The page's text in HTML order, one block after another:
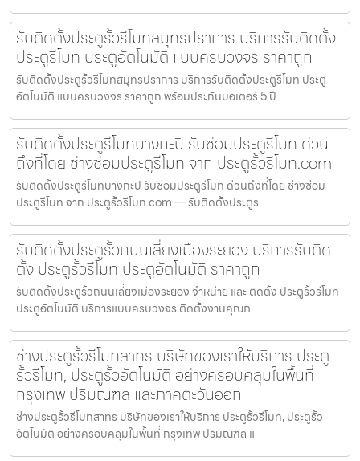
รับติดตั้งประตูรั้วรีโมทสมุทรปราการ บริการรับติดตั้ง
ประตูรีโมท ประตูอัตโนมัติ แบบครบวงจร ราคาถูก
รับติดตั้งประตูรั้วรีโมทสมุทรปราการ บริการรับติดตั้งประตูรีโมท ประตู
อัตโนมัติ แบบครบวงจร ราคาถูก พร้อมประกันมอเตอร์ 5 ปี
รับติดตั้งประตูรีโมทบางกะปิ รับซ่อมประตูรีโมท ด่วน
ถึงที่โดย ช่างซ่อมประตูรีโมท จาก ประตูรั้วรีโมท.com
รับติดตั้งประตูรีโมทบางกะปิ รับซ่อมประตูรีโมท ด่วนถึงที่โดย ช่างซ่อม
ประตูรีโมท จาก ประตูรั้วรีโมท.com — รับติดตั้งประตูร
รับติดตั้งประตูรั้วถนนเลี่ยงเมืองระยอง บริการรับติด
ตั้ง ประตูรั้วรีโมท ประตูอัตโนมัติ ราคาถูก
รับติดตั้งประตูรั้วถนนเลี่ยงเมืองระยอง จำหน่าย และ ติดตั้ง ประตูรั้วรีโมท
ประตูอัตโนมัติ บริการแบบครบวงจร ติดตั้งงานคุณภ
ช่างประตูรั้วรีโมทสาทร บริษัทของเราให้บริการ ประตู
รั้วรีโมท, ประตูรั้วอัตโนมัติ อย่างครอบคลุมในพื้นที่
กรุงเทพ ปริมณฑล และภาคตะวันออก
ช่างประตูรั้วรีโมทสาทร บริษัทของเราให้บริการ ประตูรั้วรีโมท, ประตูรั้ว
อัตโนมัติ อย่างครอบคลุมในพื้นที่ กรุงเทพ ปริมณฑล แ